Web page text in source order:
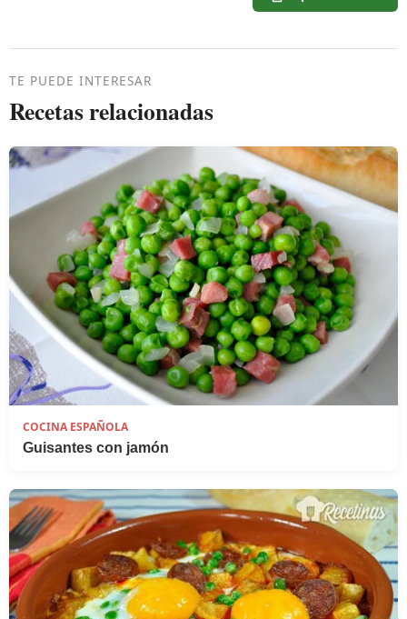
TE PUEDE INTERESAR
Recetas relacionadas
COCINA ESPAÑOLA
Guisantes con jamón